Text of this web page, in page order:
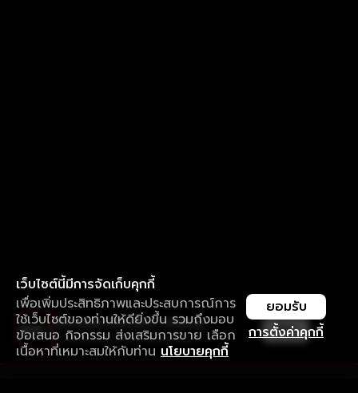
เว็บไซต์นี้มีการจัดเก็บคุกกี้
เพื่อเพิ่มประสิทธิภาพและประสบการณ์การ
ใช้เว็บไซต์ของท่านให้ดียิ่งขึ้น รวมถึงมอบ
ข้อเสนอ กิจกรรม ส่งเสริมการขาย เลือก
เนื้อหาที่เหมาะสมให้กับท่าน นโยบายคุกกี้
การตั้งค่าคุกกี้
ยอมรับ
ใช้งานแอป ลื่นไหลกว่า ไม่มีสะดุด
ดาวน์โหลดแอปเพื่อการรับชมที่ดีกว่า เปิด